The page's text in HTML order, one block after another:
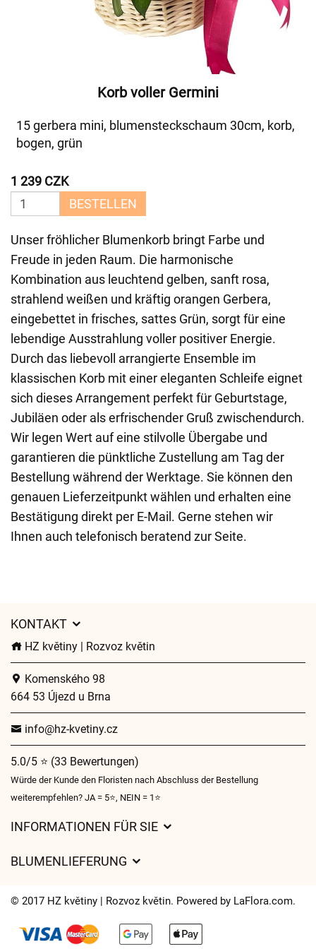
Korb voller Germini
15 gerbera mini, blumensteckschaum 30cm, korb,
bogen, grün
1 239 CZK
BESTELLEN
Unser fröhlicher Blumenkorb bringt Farbe und
Freude in jeden Raum. Die harmonische
Kombination aus leuchtend gelben, sanft rosa,
strahlend weißen und kräftig orangen Gerbera,
eingebettet in frisches, sattes Grün, sorgt für eine
lebendige Ausstrahlung voller positiver Energie.
Durch das liebevoll arrangierte Ensemble im
klassischen Korb mit einer eleganten Schleife eignet
sich dieses Arrangement perfekt für Geburtstage,
Jubiläen oder als erfrischender Gruß zwischendurch.
Wir legen Wert auf eine stilvolle Übergabe und
garantieren die pünktliche Zustellung am Tag der
Bestellung während der Werktage. Sie können den
genauen Lieferzeitpunkt wählen und erhalten eine
Bestätigung direkt per E-Mail. Gerne stehen wir
Ihnen auch telefonisch beratend zur Seite.
KONTAKT
HZ květiny | Rozvoz květin
Komenského 98
664 53 Újezd u Brna
info@hz-kvetiny.cz
5.0/5 ⭐ (33 Bewertungen)
Würde der Kunde den Floristen nach Abschluss der Bestellung
weiterempfehlen? JA = 5⭐, NEIN = 1⭐
INFORMATIONEN FÜR SIE
Lieferzeiten für Blumen – Übersicht der Möglichkeiten
BLUMENLIEFERUNG
Wohin wir Blumen liefern
Cookies
© 2017 HZ květiny | Rozvoz květin. Powered by LaFlora.com.